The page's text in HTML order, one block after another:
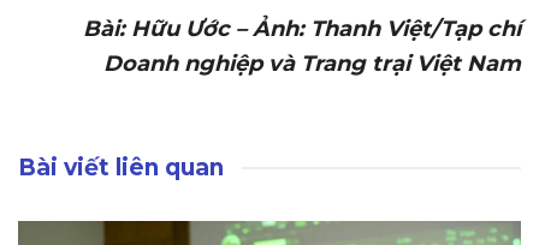
Bài: Hữu Ước – Ảnh: Thanh Việt/Tạp chí
Doanh nghiệp và Trang trại Việt Nam
Bài viết liên quan